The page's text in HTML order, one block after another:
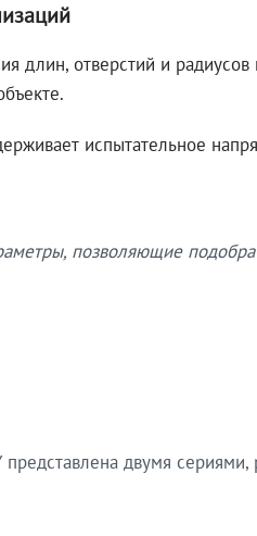
длин, отверстий и
испытательное
позволяющие
двумя